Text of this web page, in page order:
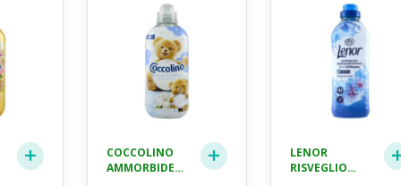
COCCOLINO
AMMORBIDENTE
LENOR
RISVEGLIO